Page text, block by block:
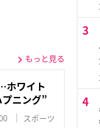
もっと見る
ワイト
ニング”
スポーツ